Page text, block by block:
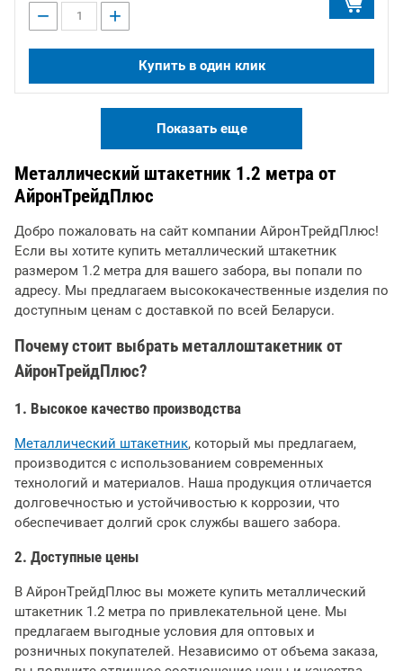
− +
Купить в один клик
Показать еще
Металлический штакетник 1.2 метра от
АйронТрейдПлюс
Добро пожаловать на сайт компании АйронТрейдПлюс!
Если вы хотите купить металлический штакетник
размером 1.2 метра для вашего забора, вы попали по
адресу. Мы предлагаем высококачественные изделия по
доступным ценам с доставкой по всей Беларуси.
Почему стоит выбрать металлоштакетник от
АйронТрейдПлюс?
1. Высокое качество производства
Металлический штакетник, который мы предлагаем,
производится с использованием современных
технологий и материалов. Наша продукция отличается
долговечностью и устойчивостью к коррозии, что
обеспечивает долгий срок службы вашего забора.
2. Доступные цены
В АйронТрейдПлюс вы можете купить металлический
штакетник 1.2 метра по привлекательной цене. Мы
предлагаем выгодные условия для оптовых и
розничных покупателей. Независимо от объема заказа,